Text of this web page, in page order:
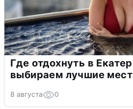
Где отдохнуть в
выбираем лучшие
8 августа 0